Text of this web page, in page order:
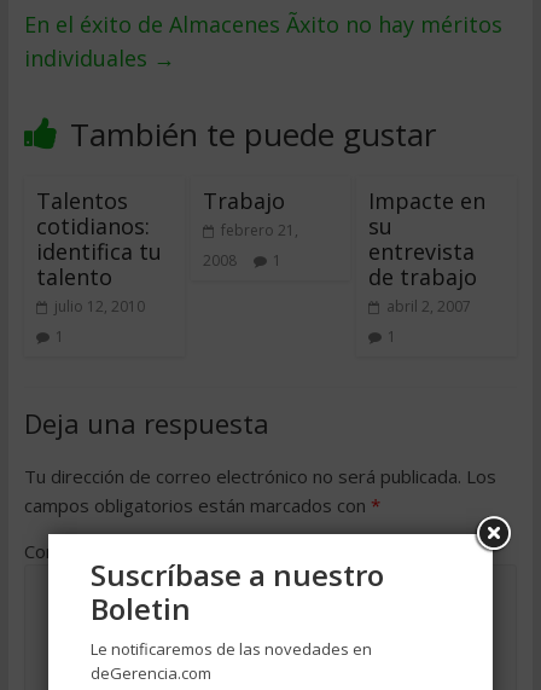
En el éxito de Almacenes Ãxito no hay méritos
individuales →
También te puede gustar
Talentos
cotidianos:
identifica tu
talento
julio 12, 2010
1
Trabajo
febrero 21,
2008
1
Impacte en
su
entrevista
de trabajo
abril 2, 2007
1
Deja una respuesta
Tu dirección de correo electrónico no será publicada. Los
campos obligatorios están marcados con *
Comentario
Suscríbase a nuestro
Boletin
Le notificaremos de las novedades en
deGerencia.com